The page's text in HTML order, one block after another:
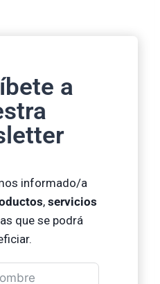
a
informado/a
, servicios
que se podrá